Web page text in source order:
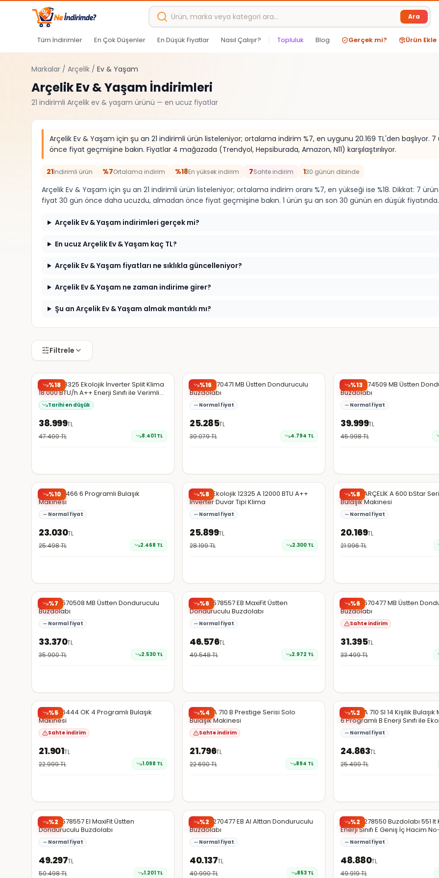
Ana içeriğe atla
Ara
Tüm İndirimler En Çok Düşenler En Düşük Fiyatlar Nasıl Çalışır? Topluluk Blog Gerçek mi? Ürün Ekle
Markalar / Arçelik / Ev & Yaşam
ArçelikEv & Yaşam İndirimleri
21 indirimli Arçelik ev & yaşam ürünü — en ucuz fiyatlar
Arçelik Ev & Yaşam için şu an 21 indirimli ürün listeleniyor; ortalama indirim %7, en uygunu 20.169 TL'den
önce fiyat geçmişine bakın. Fiyatlar 4 mağazada (Trendyol, Hepsiburada, Amazon, N11) karşılaştırılıyor.
21İndirimli ürün %7Ortalama indirim %18En yüksek indirim 7Sahte indirim 130 günün dibinde
Arçelik Ev & Yaşam için şu an 21 indirimli ürün listeleniyor; ortalama indirim oranı %7, en yükseği ise %18. Dikkat: 7
fiyat 30 gün önce daha ucuzdu, almadan önce fiyat geçmişine bakın. 1 ürün şu an son 30 günün en düşük fiyatında.
Arçelik Ev & Yaşam indirimleri gerçek mi?
En ucuz Arçelik Ev & Yaşam kaç TL?
Arçelik Ev & Yaşam fiyatları ne sıklıkla güncelleniyor?
Arçelik Ev & Yaşam ne zaman indirime girer?
Şu an Arçelik Ev & Yaşam almak mantıklı mı?
Filtrele
%18 EN DÜŞÜK
Arçelik 18325 Ekolojik İnverter Split Klima
18.000 BTU/h A++ Enerji Sınıfı ile Verimli
Soğutma
Tarihi en düşük
38.999TL
47.400TL 8.401 TL
%16
Arçelik 570471 MB Üstten Donduruculu
Buzdolabı
Normal fiyat
25.285TL
30.079TL 4.794 TL
%13
Arçelik 574509 MB Üstten
Buzdolabı
Normal fiyat
39.999TL
45.998TL
%10
Hepsiburada
Arçelik 6466 6 Programlı Bulaşık
Makinesi
Normal fiyat
23.030TL
25.498TL 2.468 TL
%8
Hepsiburada
Arçelik Ekolojik 12325 A 12000 BTU A++
Inverter Duvar Tipi Klima
Normal fiyat
25.899TL
28.199TL 2.300 TL
%8
Hepsiburada
Arçelik ARÇELİK A 600 bStar
Bulaşık Makinesi
Normal fiyat
20.169TL
21.996TL
%7
Hepsiburada
Arçelik 570508 MB Üstten Donduruculu
Buzdolabı
Normal fiyat
33.370TL
35.900TL 2.530 TL
%6
Hepsiburada
Arçelik 578557 EB MaxiFit Üstten
Donduruculu Buzdolabı
Normal fiyat
46.576TL
49.548TL 2.972 TL
%6
Hepsiburada
Arçelik 570477 MB Üstten
Buzdolabı
Sahte indirim
31.395TL
33.499TL
%5 Şüpheli
Hepsiburada
Arçelik 6444 OK 4 Programlı Bulaşık
Makinesi
Sahte indirim
21.901TL
22.999TL 1.098 TL
%4
Hepsiburada
Arçelik A 710 B Prestige Serisi Solo
Bulaşık Makinesi
Sahte indirim
21.796TL
22.690TL 894 TL
%2
Hepsiburada
Arçelik A 710 SI 14 Kişilik
6 Programlı B Enerji Sınıfı ile
Çalışma
Normal fiyat
24.863TL
25.499TL
%2
Hepsiburada
Arçelik 578557 EI MaxiFit Üstten
Donduruculu Buzdolabı
Normal fiyat
49.297TL
50.498TL 1.201 TL
%2
Hepsiburada
Arçelik 270477 EB AI Alttan Donduruculu
Buzdolabı
Normal fiyat
40.137TL
40.990TL 853 TL
%2
Hepsiburada
Arçelik 278550 Buzdolabı 551
Enerji Sınıfı E Geniş İç Hacim
Teknoloji
Normal fiyat
48.880TL
49.919TL